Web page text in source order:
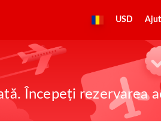
USD
Începeți rezervarea